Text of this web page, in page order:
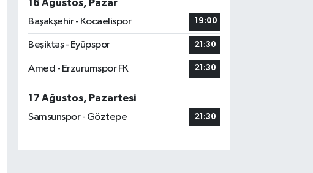
16 Ağustos, Pazar
Başakşehir - Kocaelispor
19:00
Beşiktaş - Eyüpspor 21:30
Amed - Erzurumspor FK 21:30
17 Ağustos, Pazartesi
Samsunspor - Göztepe
21:30